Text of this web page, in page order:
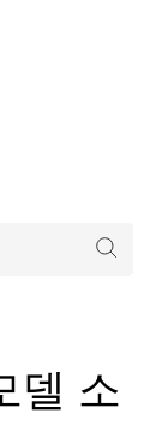
델 소